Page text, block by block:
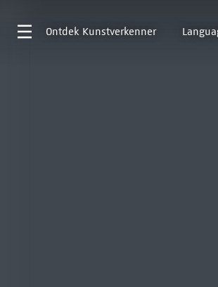
Ontdek Kunstverkenner